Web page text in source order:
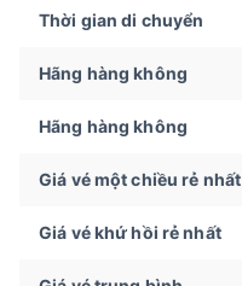
Thời gian di chuyển
Hãng hàng không
Hãng hàng không
Giá vé một chiều rẻ nhất
Giá vé khứ hồi rẻ nhất